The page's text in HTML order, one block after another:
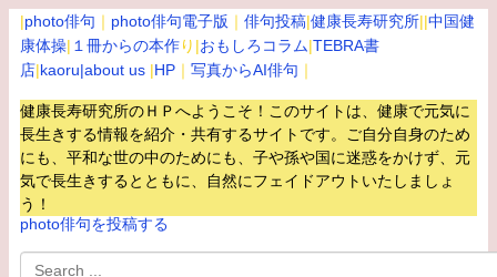
|photo俳句 ｜ photo俳句電子版 ｜ 俳句投稿|健康長寿研究所||中国健
康体操| １冊からの本作り|おもしろコラム|TEBRA書
店|kaoru|about us |HP ｜ 写真からAI俳句 ｜
健康長寿研究所のＨＰへようこそ！このサイトは、健康で元気に
長生きする情報を紹介・共有するサイトです。 ご自分自身のため
にも、平和な世の中のためにも、子や孫や国に迷惑をかけず、元
気で長生きするとともに、自然にフェイドアウトいたしましょ
う！
photo俳句を投稿する